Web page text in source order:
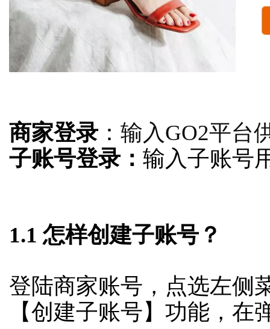
商家登录 ： 输入GO2平台
子账号登录： 输入子账号
1.1 怎样创建子账号？
登陆商家账号，点选左侧
【创建子账号】功能，